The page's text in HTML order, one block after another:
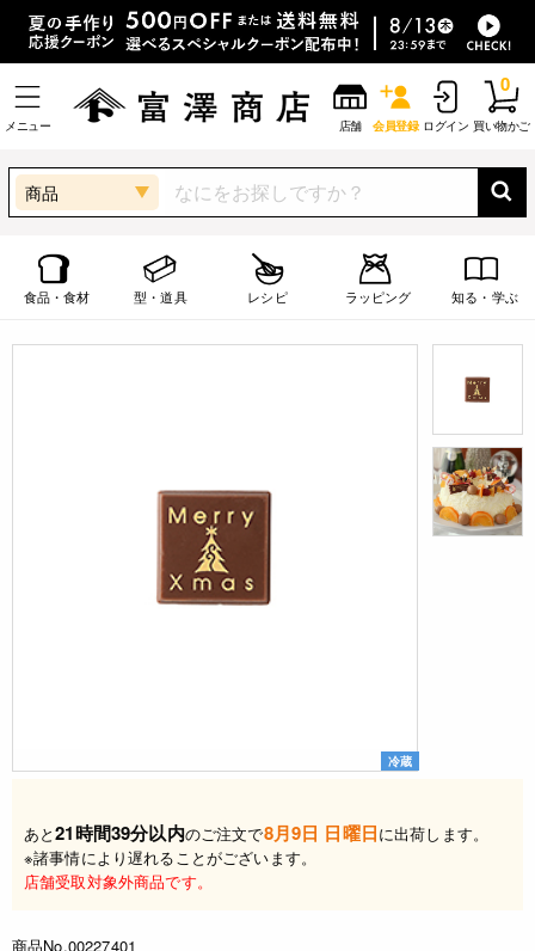
メニュー 店舗 会員登録 ログイン 買い物かご
0
商品
食品・食材 型・道具 レシピ ラッピング 知る・学ぶ
冷蔵
あと21時間39分以内のご注文で8月9日 日曜日に出荷します。
※諸事情により遅れることがございます。
店舗受取対象外商品です。
商品No.00227401